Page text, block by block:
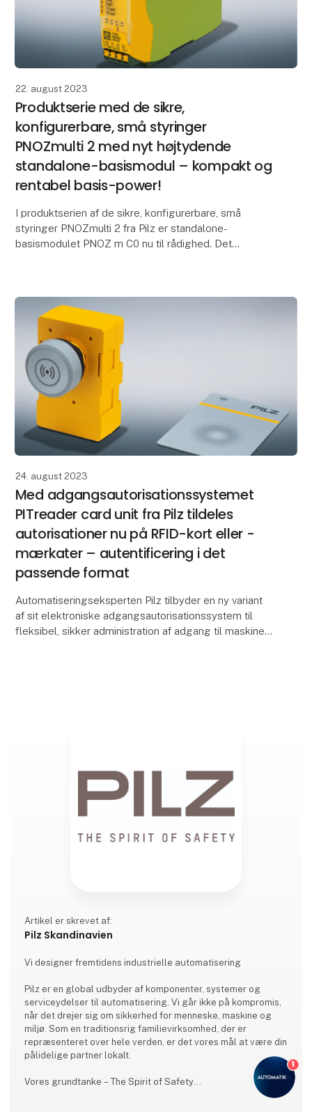
22. august 2023
Produktserie med de sikre,
konfigurerbare, små styringer
PNOZmulti 2 med nyt højtydende
standalone-basismodul – kompakt og
rentabel basis-power!
I produktserien af de sikre, konfigurerbare, små
styringer PNOZmulti 2 fra Pilz er standalone-
basismodulet PNOZ m C0 nu til rådighed. Det
24. august 2023
Med adgangsautorisationssystemet
PITreader card unit fra Pilz tildeles
autorisationer nu på RFID-kort eller -
mærkater – autentificering i det
passende format
Automatiseringseksperten Pilz tilbyder en ny variant
af sit elektroniske adgangsautorisationssystem til
fleksibel, sikker administration af adgang til maskiner.
Artikel er skrevet af:
Pilz Skandinavien
Vi designer fremtidens industrielle automatisering
Pilz er en global udbyder af komponenter, systemer og
serviceydelser til automatisering. Vi går ikke på kompromis,
når det drejer sig om sikkerhed for menneske, maskine og
miljø. Som en traditionsrig familievirksomhed, der er
repræsenteret over hele verden, er det vores mål at være din
pålidelige partner lokalt.
Vores grundtanke – The Spirit of Safety
1